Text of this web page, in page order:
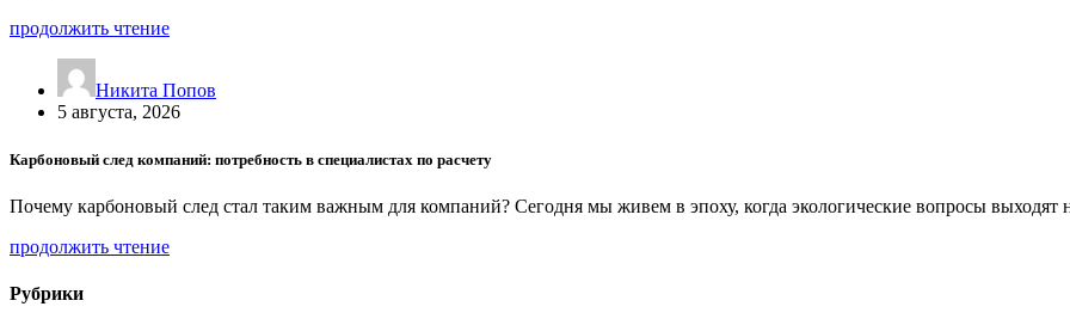
продолжить чтение
Никита Попов
5 августа, 2026
Карбоновый след компаний: потребность в специалистах по расчету
Почему карбоновый след стал таким важным для компаний? Сегодня мы живем в эпоху, когда экологические вопросы
продолжить чтение
Рубрики